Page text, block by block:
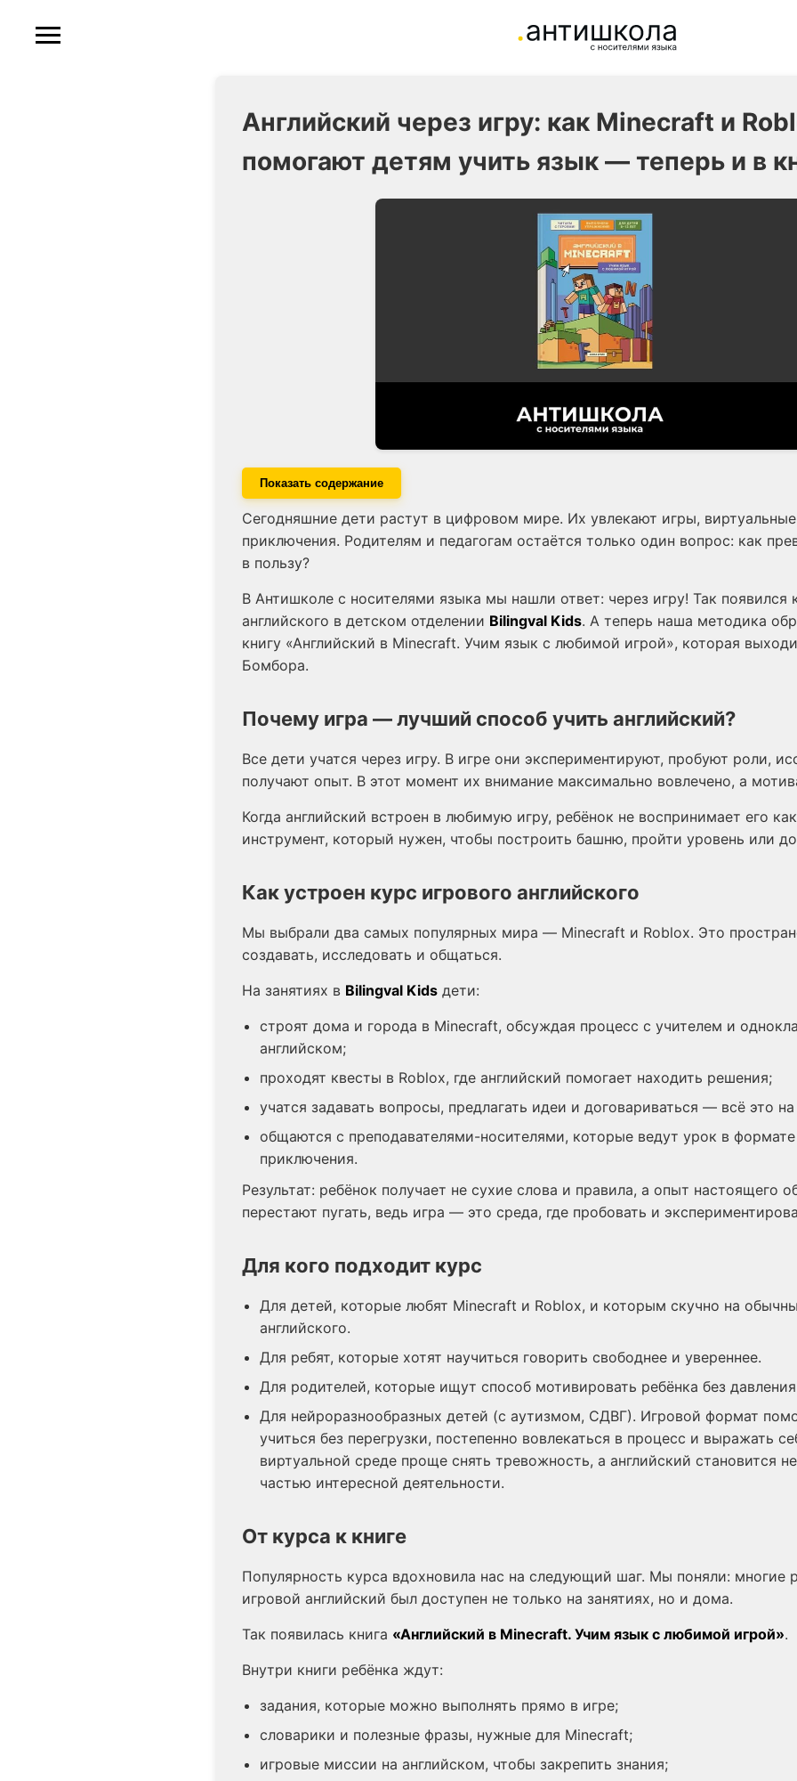
Английский через игру: как Minecraft и
помогают детям учить язык — теперь и в
Показать содержание
Сегодняшние дети растут в цифровом мире. Их увлекают игры,
приключения. Родителям и педагогам остаётся только один вопрос: как
в пользу?
В Антишколе с носителями языка мы нашли ответ: через игру! Так появился
английского в детском отделении Bilingval Kids. А теперь наша методика
книгу «Английский в Minecraft. Учим язык с любимой игрой», которая
Бомбора.
Почему игра — лучший способ учить английский?
Все дети учатся через игру. В игре они экспериментируют, пробуют роли,
получают опыт. В этот момент их внимание максимально вовлечено, а
Когда английский встроен в любимую игру, ребёнок не воспринимает его
инструмент, который нужен, чтобы построить башню, пройти уровень или
Как устроен курс игрового английского
Мы выбрали два самых популярных мира — Minecraft и Roblox. Это
создавать, исследовать и общаться.
На занятиях в Bilingval Kids дети:
строят дома и города в Minecraft, обсуждая процесс с учителем и
английском;
проходят квесты в Roblox, где английский помогает находить решения;
учатся задавать вопросы, предлагать идеи и договариваться — всё это
общаются с преподавателями-носителями, которые ведут урок в
приключения.
Результат: ребёнок получает не сухие слова и правила, а опыт настоящего
перестают пугать, ведь игра — это среда, где пробовать и
Для кого подходит курс
Для детей, которые любят Minecraft и Roblox, и которым скучно на
английского.
Для ребят, которые хотят научиться говорить свободнее и увереннее.
Для родителей, которые ищут способ мотивировать ребёнка без
Для нейроразнообразных детей (с аутизмом, СДВГ). Игровой формат
учиться без перегрузки, постепенно вовлекаться в процесс и выражать
виртуальной среде проще снять тревожность, а английский становится
частью интересной деятельности.
От курса к книге
Популярность курса вдохновила нас на следующий шаг. Мы поняли: многие
игровой английский был доступен не только на занятиях, но и дома.
Так появилась книга «Английский в Minecraft. Учим язык с любимой игрой».
Внутри книги ребёнка ждут:
задания, которые можно выполнять прямо в игре;
словарики и полезные фразы, нужные для Minecraft;
игровые миссии на английском, чтобы закрепить знания;